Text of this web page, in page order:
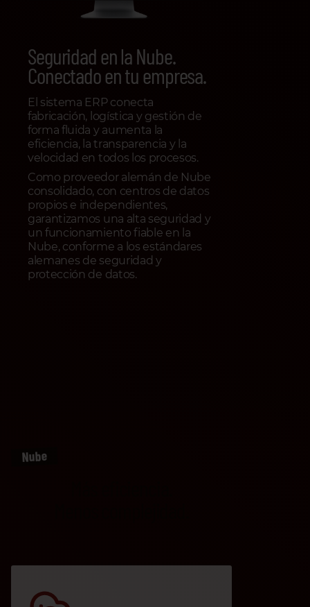
Seguridad en la Nube.
Conectado en tu empresa.
El sistema ERP conecta
fabricación, logística y gestión de
forma fluida y aumenta la
eficiencia, la transparencia y la
velocidad en todos los procesos.
Como proveedor alemán de Nube
consolidado, con centros de datos
propios e independientes,
garantizamos una alta seguridad y
un funcionamiento fiable en la
Nube, conforme a los estándares
alemanes de seguridad y
protección de datos.
Nube